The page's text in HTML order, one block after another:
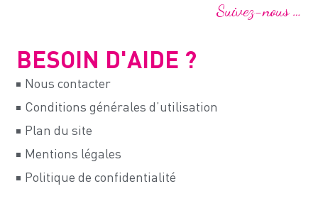
Suivez-nous …
BESOIN D'AIDE ?
Nous contacter
Conditions générales d’utilisation
Plan du site
Mentions légales
Politique de confidentialité